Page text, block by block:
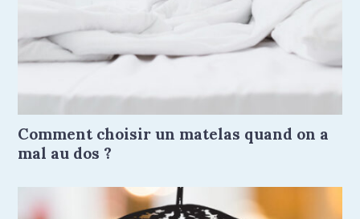
Comment choisir un matelas quand on a
mal au dos ?